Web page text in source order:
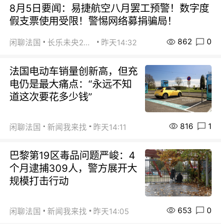
8月5日要闻：易捷航空八月罢工预警！数字度
假支票使用受限！警惕网络募捐骗局！
闲聊法国 长乐未央2015 昨天14:32 862 0
法国电动车销量创新高，但充
电仍是最大痛点：“永远不知
道这次要花多少钱”
闲聊法国 新闻我来找 昨天14:11 816 1
巴黎第19区毒品问题严峻：4
个月逮捕309人，警方展开大
规模打击行动
闲聊法国 新闻我来找 昨天14:05 653 0